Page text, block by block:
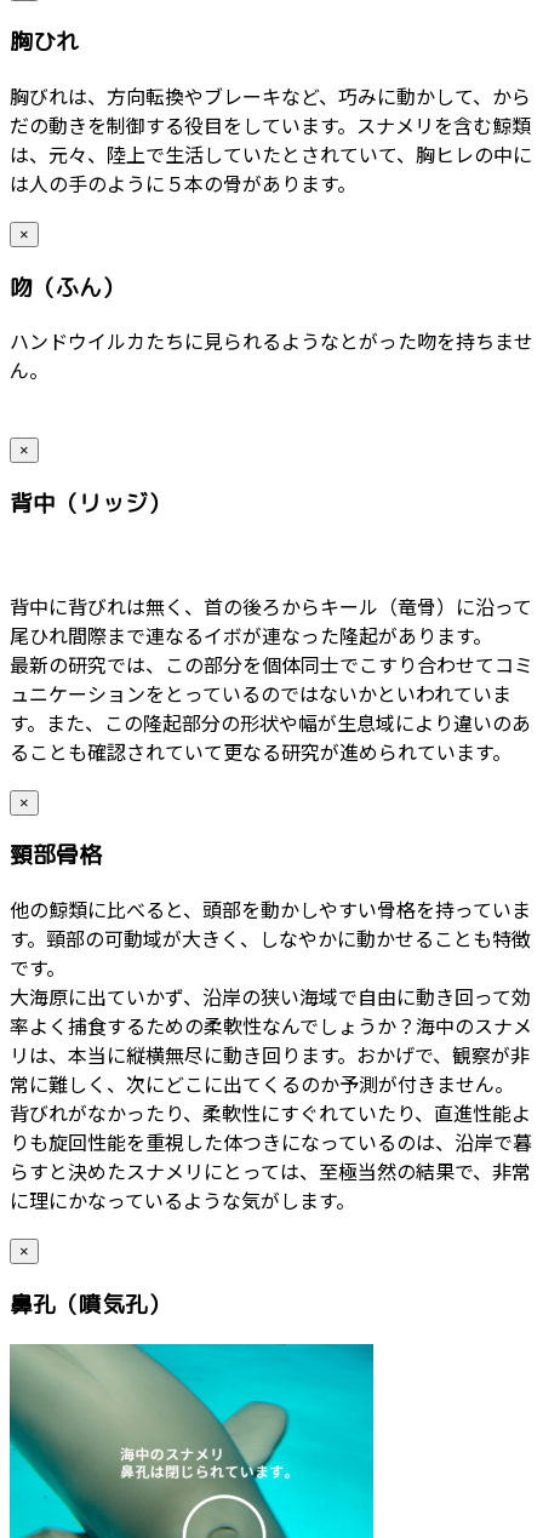
胸ひれ
胸びれは、方向転換やブレーキなど、巧みに動かして、から
だの動きを制御する役目をしています。スナメリを含む鯨類
は、元々、陸上で生活していたとされていて、胸ヒレの中に
は人の手のように５本の骨があります。
×
吻（ふん）
ハンドウイルカたちに見られるようなとがった吻を持ちませ
ん。
×
背中（リッジ）
背中に背びれは無く、首の後ろからキール（竜骨）に沿って
尾ひれ間際まで連なるイボが連なった隆起があります。
最新の研究では、この部分を個体同士でこすり合わせてコミ
ュニケーションをとっているのではないかといわれていま
す。また、この隆起部分の形状や幅が生息域により違いのあ
ることも確認されていて更なる研究が進められています。
×
頸部骨格
他の鯨類に比べると、頭部を動かしやすい骨格を持っていま
す。頸部の可動域が大きく、しなやかに動かせることも特徴
です。
大海原に出ていかず、沿岸の狭い海域で自由に動き回って効
率よく捕食するための柔軟性なんでしょうか？海中のスナメ
リは、本当に縦横無尽に動き回ります。おかげで、観察が非
常に難しく、次にどこに出てくるのか予測が付きません。
背びれがなかったり、柔軟性にすぐれていたり、直進性能よ
りも旋回性能を重視した体つきになっているのは、沿岸で暮
らすと決めたスナメリにとっては、至極当然の結果で、非常
に理にかなっているような気がします。
×
鼻孔（噴気孔）